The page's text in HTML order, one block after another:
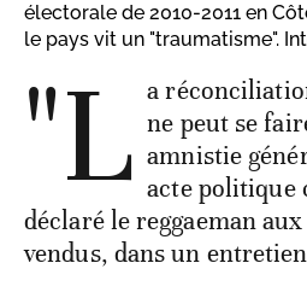
électorale de 2010-2011 en
le pays vit un "traumatisme".
"L a
ne peut se
amnistie
acte politique
déclaré le reggaeman
vendus, dans un